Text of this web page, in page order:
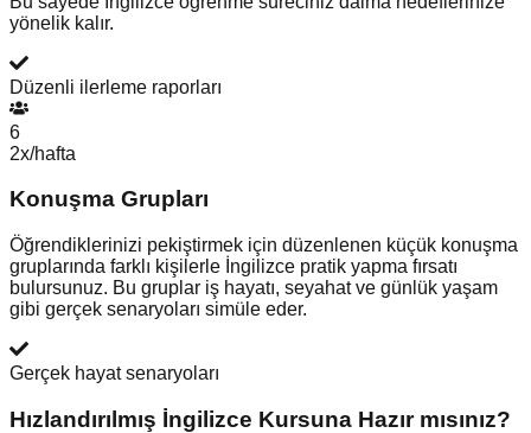
yönelik kalır.
Düzenli ilerleme raporları
6
2x/hafta
Konuşma Grupları
Öğrendiklerinizi pekiştirmek için düzenlenen küçük konuşma
gruplarında farklı kişilerle İngilizce pratik yapma fırsatı
bulursunuz. Bu gruplar iş hayatı, seyahat ve günlük yaşam
gibi gerçek senaryoları simüle eder.
Gerçek hayat senaryoları
Hızlandırılmış İngilizce Kursuna Hazır mısınız?